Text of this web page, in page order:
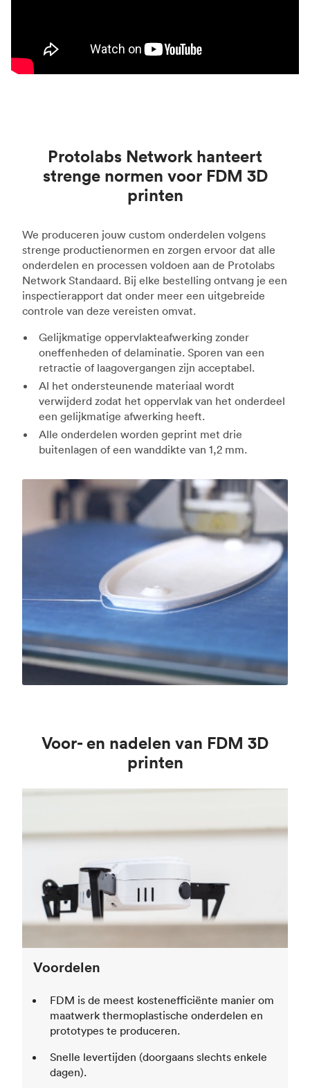
Protolabs Network hanteert
strenge normen voor FDM 3D
printen
We produceren jouw custom onderdelen volgens
strenge productienormen en zorgen ervoor dat alle
onderdelen en processen voldoen aan de Protolabs
Network Standaard. Bij elke bestelling ontvang je een
inspectierapport dat onder meer een uitgebreide
controle van deze vereisten omvat.
Gelijkmatige oppervlakteafwerking zonder
oneffenheden of delaminatie. Sporen van een
retractie of laagovergangen zijn acceptabel.
Al het ondersteunende materiaal wordt
verwijderd zodat het oppervlak van het onderdeel
een gelijkmatige afwerking heeft.
Alle onderdelen worden geprint met drie
buitenlagen of een wanddikte van 1,2 mm.
Voor- en nadelen van FDM 3D
printen
Voordelen
FDM is de meest kostenefficiënte manier om
maatwerk thermoplastische onderdelen en
prototypes te produceren.
Snelle levertijden (doorgaans slechts enkele
dagen).